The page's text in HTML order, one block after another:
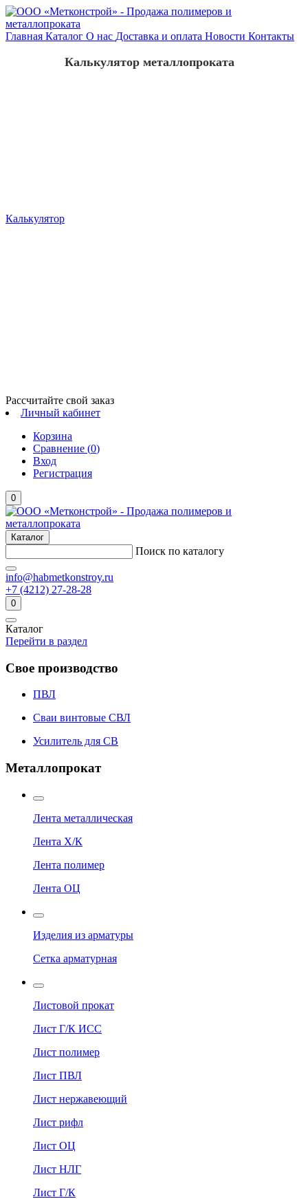
Главная Каталог О нас Доставка и оплата Новости Контакты
Калькулятор
Калькулятор металлопроката
Рассчитайте свой заказ
Личный кабинет
Корзина
Сравнение (0)
Вход
Регистрация
0
Каталог
Поиск по каталогу
info@habmetkonstroy.ru
+7 (4212) 27-28-28
0
Каталог
Перейти в раздел
Свое производство
ПВЛ
Сваи винтовые СВЛ
Усилитель для СВ
Металлопрокат
Лента металлическая
Лента Х/К
Лента полимер
Лента ОЦ
Изделия из арматуры
Сетка арматурная
Листовой прокат
Лист Г/К ИСС
Лист полимер
Лист ПВЛ
Лист нержавеющий
Лист рифл
Лист ОЦ
Лист НЛГ
Лист Г/К